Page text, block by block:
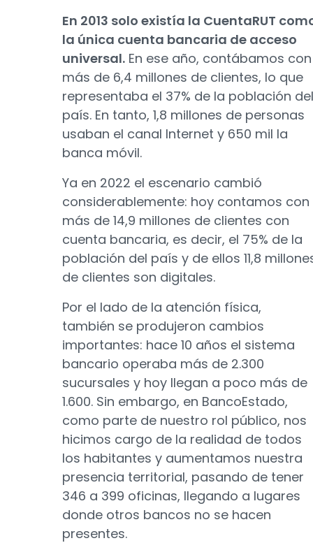
En 2013 solo existía la CuentaRUT
la única cuenta bancaria de acceso
universal. En ese año, contábamos con
más de 6,4 millones de clientes, lo que
representaba el 37% de la población del
país. En tanto, 1,8 millones de personas
usaban el canal Internet y 650 mil la
banca móvil.
Ya en 2022 el escenario cambió
considerablemente: hoy contamos con
más de 14,9 millones de clientes con
cuenta bancaria, es decir, el 75% de la
población del país y de ellos 11,8
de clientes son digitales.
Por el lado de la atención física,
también se produjeron cambios
importantes: hace 10 años el sistema
bancario operaba más de 2.300
sucursales y hoy llegan a poco más de
1.600. Sin embargo, en BancoEstado,
como parte de nuestro rol público, nos
hicimos cargo de la realidad de todos
los habitantes y aumentamos nuestra
presencia territorial, pasando de tener
346 a 399 oficinas, llegando a lugares
donde otros bancos no se hacen
presentes.